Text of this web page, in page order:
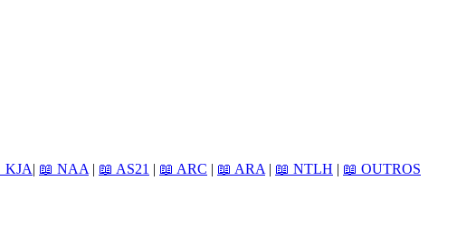
KJA| 📖 NAA| 📖 AS21 | 📖 ARC | 📖 ARA| 📖 NTLH | 📖 OUTROS